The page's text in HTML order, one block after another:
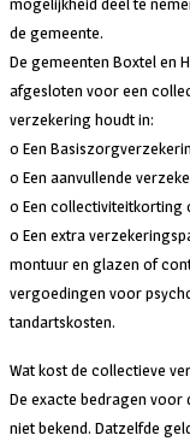
de gemeente.
De gemeenten Boxtel en
afgesloten voor een
verzekering houdt in:
o Een
o Een aanvullende
o Een collectiviteitkorting
o Een extra
montuur en glazen of
vergoedingen voor
tandartskosten.
Wat kost de collectieve
De exacte bedragen
niet bekend. Datzelfde